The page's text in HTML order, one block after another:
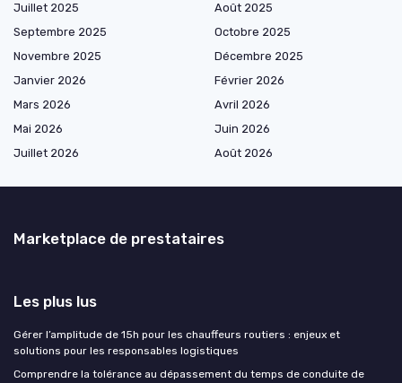
Juillet 2025
Août 2025
Septembre 2025
Octobre 2025
Novembre 2025
Décembre 2025
Janvier 2026
Février 2026
Mars 2026
Avril 2026
Mai 2026
Juin 2026
Juillet 2026
Août 2026
Marketplace de prestataires
Les plus lus
Gérer l’amplitude de 15h pour les chauffeurs routiers : enjeux et
solutions pour les responsables logistiques
Comprendre la tolérance au dépassement du temps de conduite de